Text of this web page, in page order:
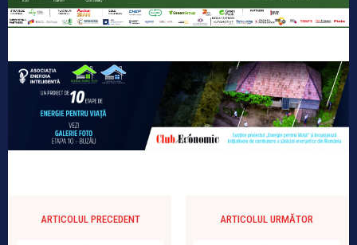
ARTICOLUL PRECEDENT ARTICOLUL URMĂTOR